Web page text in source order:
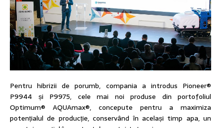
Pentru hibrizii de porumb, compania a introdus Pioneer®
P9944 și P9975, cele mai noi produse din portofoliul
Optimum® AQUAmax®, concepute pentru a maximiza
potențialul de producție, conservând în același timp apa, un